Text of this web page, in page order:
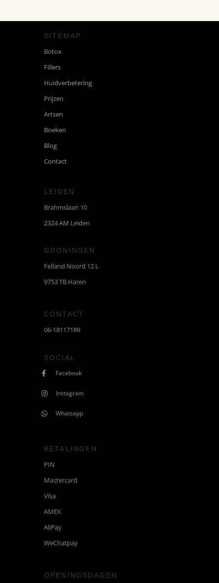
Fillers
Huidverbetering
Prijzen
Artsen
Boeken
Blog
Contact
LEIDEN
Brahmslaan 10
GRONINGEN
Felland Noord 12 L
CONTACT
06-18117189
SOCIAL
Facebook
PIN
Visa
AMEX
AliPay
WeChatpay
OPENINGSDAGEN
Zondag
Dinsdag